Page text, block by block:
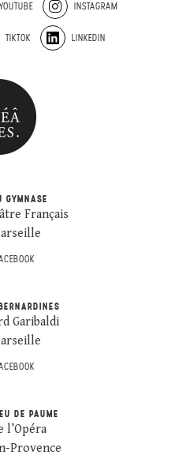
YOUTUBE INSTAGRAM
TIKTOK LINKEDIN
GYMNASE
Français
Garibaldi
DE PAUME
l’Opéra
Provence